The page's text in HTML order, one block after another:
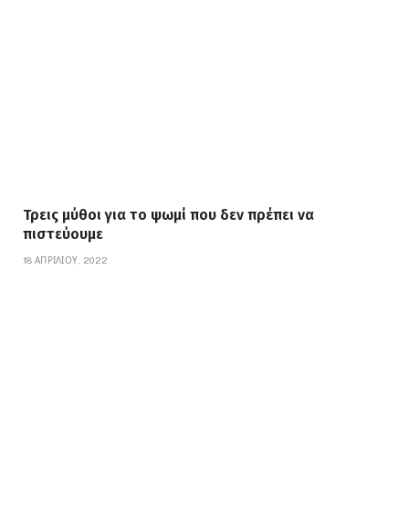
Τρεις μύθοι για το ψωμί που δεν πρέπει να
πιστεύουμε
18 ΑΠΡΙΛΊΟΥ, 2022